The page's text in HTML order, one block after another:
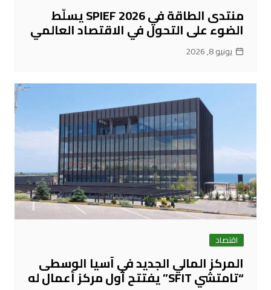
منتدى الطاقة في SPIEF 2026 يسلّط
الضوء على التحول في الاقتصاد العالمي
يونيو 8, 2026
اقتصاد
المركز المالي الجديد في آسيا الوسطى
“تامتشي SFIT” يفتتح أول مركز أعمال له